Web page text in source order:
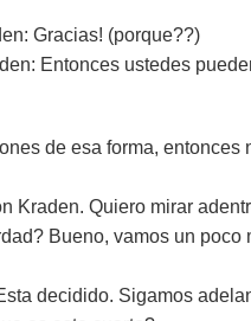
Gracias! (porque??)
Entonces ustedes
de esa forma, entonces
Kraden. Quiero mirar
Bueno, vamos un poco
decidido. Sigamos